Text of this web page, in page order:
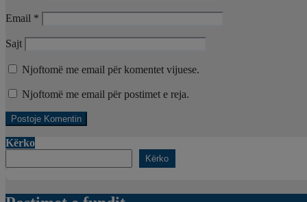
Email *
Sajt
Njoftomë me email për komentet vijuese.
Njoftomë me email për postimet e reja.
Kërko
Kërko